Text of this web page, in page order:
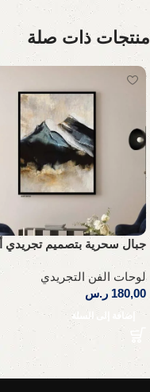
منتجات ذات صلة
جبال سحرية بتصميم تجريدي
لوحات الفن التجريدي
180,00 ر.س
إضافة إلى السلة
Read More